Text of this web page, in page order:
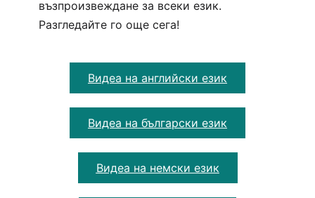
възпроизвеждане за всеки език.
Разгледайте го още сега!
Видеа на английски език
Видеа на български език
Видеа на немски език